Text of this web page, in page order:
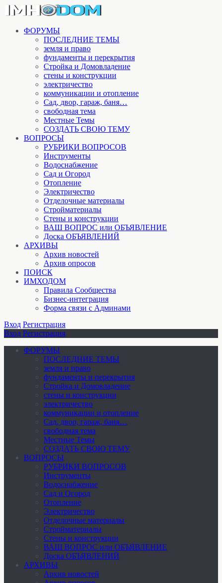
ФОРУМЫ
ПОСЛЕДНИЕ ТЕМЫ
земля и право
фундаменты и перекрытия
Стройка и Домовладение
стены и конструкции
электричество
коммуникации и отопление
Cад, двор, гараж, баня…
свободная тема
Местные Темы
СОЗДАТЬ СВОЮ ТЕМУ
ВОПРОСЫ
РУБРИКИ ВОПРОСОВ
Инструменты
Водоснабжение
Сад и Огород
Отопление
Электричество
Отделочные материалы
Стройматериалы
Стены и конструкции
ВАШ ВОПРОС или ОБЪЯВЛЕНИЕ
Доска ОБЪЯВЛЕНИЙ
АРХИВЫ
Архив новостей
Архив опросов
ПОИСК
ИМХОДОМ
Правила Сообщества
Бизнес-интеграция
Форма связи с Админами
Вход Регистрация
Вход Регистрация
ФОРУМЫ
ПОСЛЕДНИЕ ТЕМЫ
земля и право
фундаменты и перекрытия
Стройка и Домовладение
стены и конструкции
электричество
коммуникации и отопление
Cад, двор, гараж, баня…
свободная тема
Местные Темы
СОЗДАТЬ СВОЮ ТЕМУ
ВОПРОСЫ
РУБРИКИ ВОПРОСОВ
Инструменты
Водоснабжение
Сад и Огород
Отопление
Электричество
Отделочные материалы
Стройматериалы
Стены и конструкции
ВАШ ВОПРОС или ОБЪЯВЛЕНИЕ
Доска ОБЪЯВЛЕНИЙ
АРХИВЫ
Архив новостей